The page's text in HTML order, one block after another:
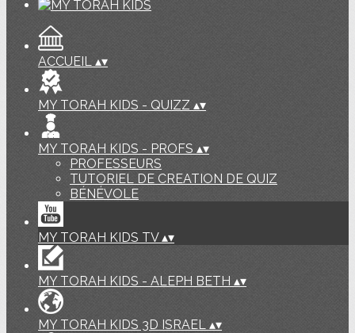
ACCUEIL ▴▾
MY TORAH KIDS - QUIZZ ▴▾
MY TORAH KIDS - PROFS ▴▾
PROFESSEURS
TUTORIEL DE CREATION DE QUIZ
BÉNÉVOLE
MY TORAH KIDS TV▴▾
MY TORAH KIDS - ALEPH BETH ▴▾
MY TORAH KIDS 3D ISRAEL ▴▾